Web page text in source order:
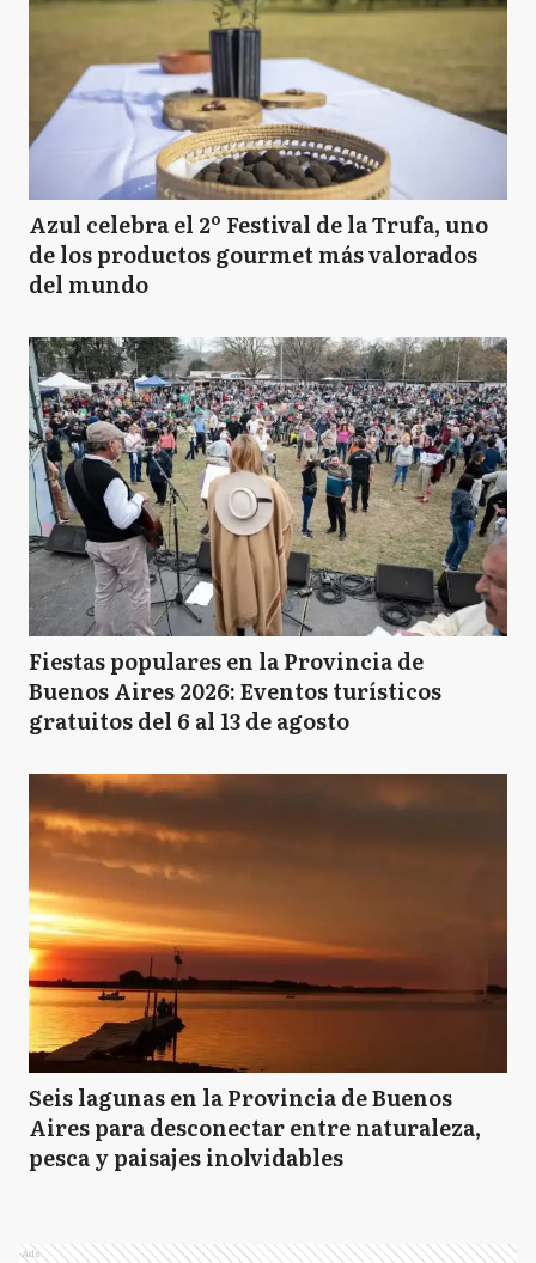
Azul celebra el 2º Festival de la Trufa, uno
de los productos gourmet más valorados
del mundo
Fiestas populares en la Provincia de
Buenos Aires 2026: Eventos turísticos
gratuitos del 6 al 13 de agosto
Seis lagunas en la Provincia de Buenos
Aires para desconectar entre naturaleza,
pesca y paisajes inolvidables
Ads